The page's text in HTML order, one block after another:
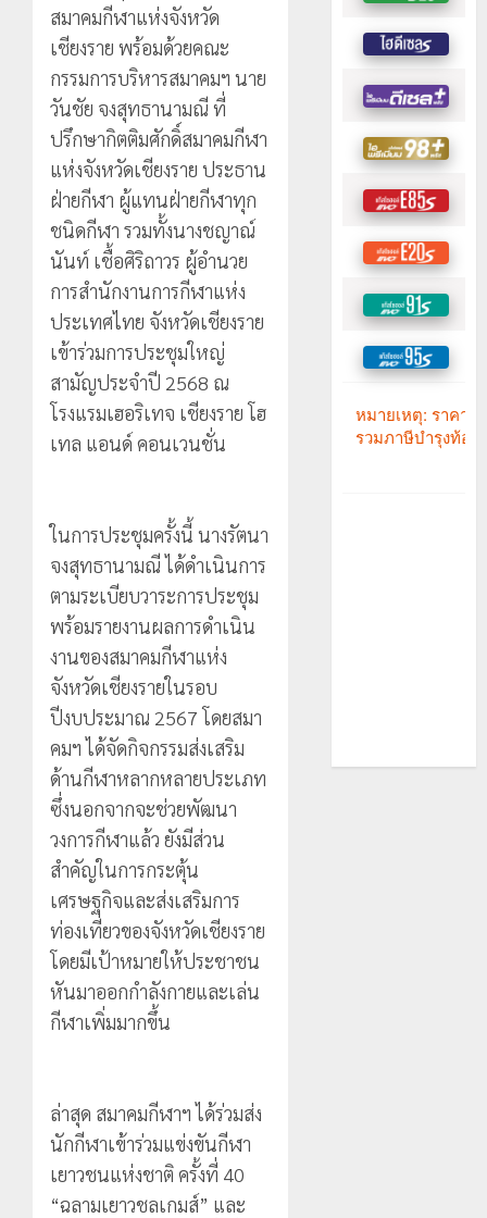
สมาคมกีฬาแห่งจังหวัด
เชียงราย พร้อมด้วยคณะ
กรรมการบริหารสมาคมฯ นาย
วันชัย จงสุทธานามณี ที่
ปรึกษากิตติมศักดิ์สมาคมกีฬา
แห่งจังหวัดเชียงราย ประธาน
ฝ่ายกีฬา ผู้แทนฝ่ายกีฬาทุก
ชนิดกีฬา รวมทั้งนางชญาณ์
นันท์ เชื้อศิริถาวร ผู้อำนวย
การสำนักงานการกีฬาแห่ง
ประเทศไทย จังหวัดเชียงราย
เข้าร่วมการประชุมใหญ่
สามัญประจำปี 2568 ณ
โรงแรมเฮอริเทจ เชียงราย โฮ
เทล แอนด์ คอนเวนชั่น
ในการประชุมครั้งนี้ นางรัตนา
จงสุทธานามณี ได้ดำเนินการ
ตามระเบียบวาระการประชุม
พร้อมรายงานผลการดำเนิน
งานของสมาคมกีฬาแห่ง
จังหวัดเชียงรายในรอบ
ปีงบประมาณ 2567 โดยสมา
คมฯ ได้จัดกิจกรรมส่งเสริม
ด้านกีฬาหลากหลายประเภท
ซึ่งนอกจากจะช่วยพัฒนา
วงการกีฬาแล้ว ยังมีส่วน
สำคัญในการกระตุ้น
เศรษฐกิจและส่งเสริมการ
ท่องเที่ยวของจังหวัดเชียงราย
โดยมีเป้าหมายให้ประชาชน
หันมาออกกำลังกายและเล่น
กีฬาเพิ่มมากขึ้น
ล่าสุด สมาคมกีฬาฯ ได้ร่วมส่ง
นักกีฬาเข้าร่วมแข่งขันกีฬา
เยาวชนแห่งชาติ ครั้งที่ 40
“ฉลามเยาวชลเกมส์” และ